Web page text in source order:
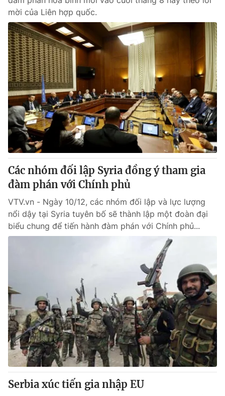
mời của Liên hợp quốc.
Các nhóm đối lập Syria đồng ý tham gia
đàm phán với Chính phủ
VTV.vn - Ngày 10/12, các nhóm đối lập và lực lượng
nổi dậy tại Syria tuyên bố sẽ thành lập một đoàn đại
biểu chung để tiến hành đàm phán với Chính phủ...
Serbia xúc tiến gia nhập EU